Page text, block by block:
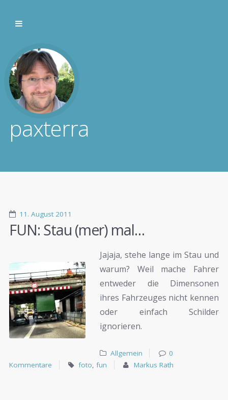
paxterra
11. August 2011
FUN: Stau (mer) mal…
Jajaja, stehe lange im Stau und
warum? Weil mache Fahrer
entweder die Dimensonen
ihres Fahrzeuges nicht kennen
oder einfach Schilder
ignorieren.
Allgemein
0
Kommentare
foto,fun Markus Rath